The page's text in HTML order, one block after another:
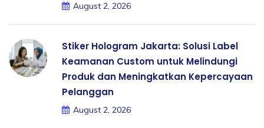
August 2, 2026
Stiker Hologram Jakarta: Solusi Label
Keamanan Custom untuk Melindungi
Produk dan Meningkatkan Kepercayaan
Pelanggan
August 2, 2026